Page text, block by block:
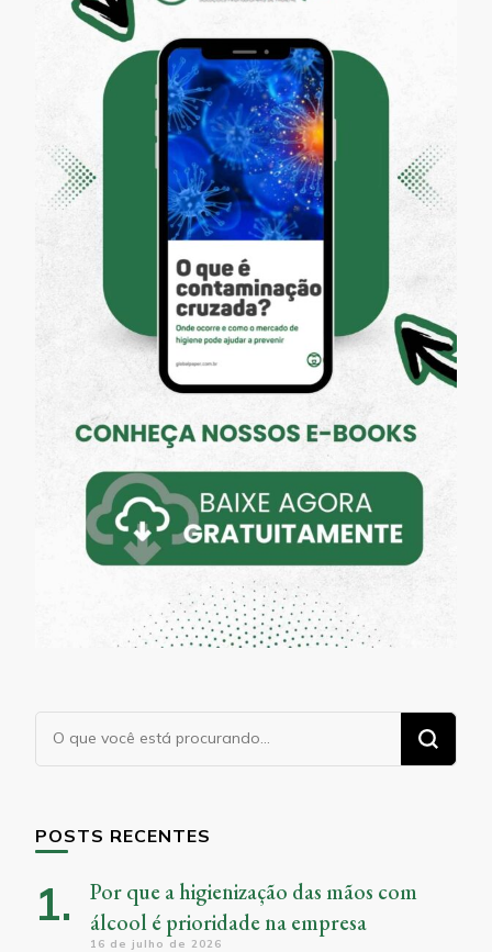
Procurando
POSTS RECENTES
Por que a higienização das mãos com
álcool é prioridade na empresa
16 de julho de 2026